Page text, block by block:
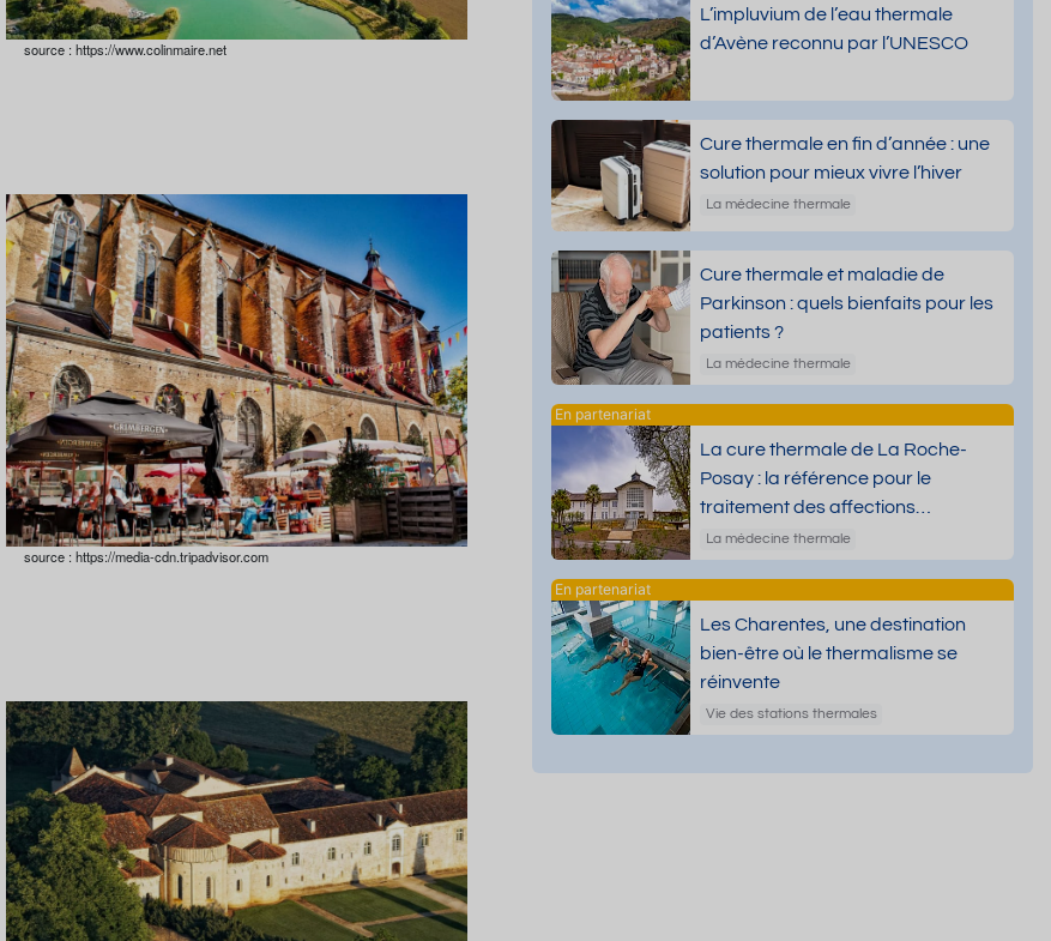
source : https://www.colinmaire.net
source : https://media-cdn.tripadvisor.com
L’impluvium de l’eau thermale
d’Avène reconnu par l’UNESCO
Cure thermale en fin d’année : une
solution pour mieux vivre l’hiver
La médecine thermale
Cure thermale et maladie de
Parkinson : quels bienfaits pour les
patients ?
La médecine thermale
La cure thermale de La Roche-
Posay : la référence pour le
traitement des affections
dermatologiques
La médecine thermale
Les Charentes, une destination
bien-être où le thermalisme se
réinvente
Vie des stations thermales